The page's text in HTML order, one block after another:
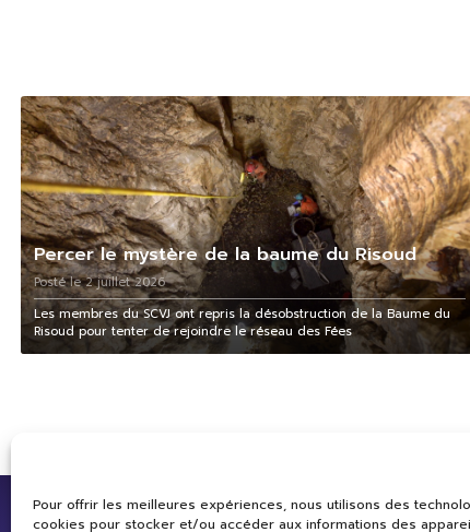
Pour offrir les meilleures expériences, nous utilisons des
cookies pour stocker et/ou accéder aux informations des
Percer le mystère de la baume du Risoud
Posté le 2 juillet 2026
Les membres du SCVJ ont repris la désobstruction de la Baume du
Risoud pour tenter de rejoindre le réseau des Fées